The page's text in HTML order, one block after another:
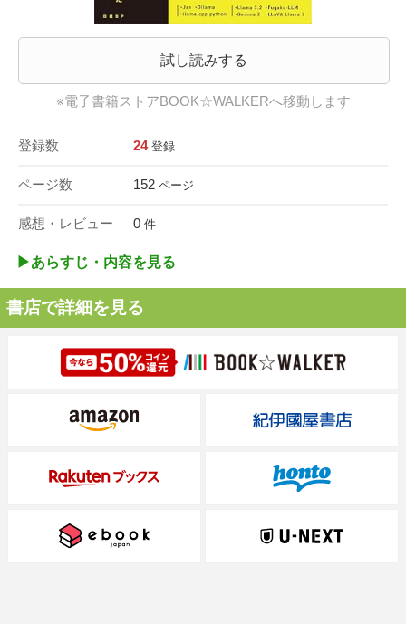
試し読みする
※電子書籍ストアBOOK☆WALKERへ移動します
登録数 24 登録
ページ数 152 ページ
感想・レビュー 0 件
▶︎あらすじ・内容を見る
書店で詳細を見る